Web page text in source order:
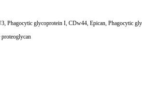
glycoprotein I, CDw44, Epican, Phagocytic